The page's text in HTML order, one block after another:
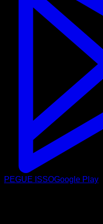
PEGUE ISSOGoogle Play